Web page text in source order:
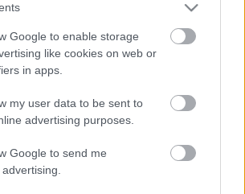
Google to enable storage
like cookies on web or
in apps.
my user data to be sent to
advertising purposes.
Google to send me
Paks II.: Mit jelent az 5. blokk új
mérföldköve a felülvizsgálat
árnyékában?